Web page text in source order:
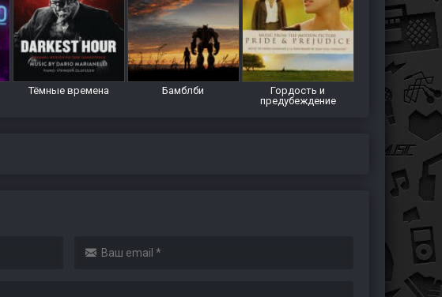
Тёмные времена Бамблби
Гордость и
предубеждение